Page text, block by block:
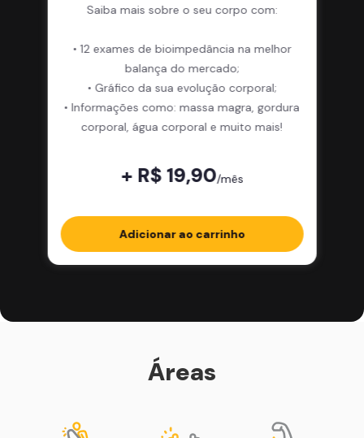
Saiba mais sobre o seu corpo com:
• 12 exames de bioimpedância na melhor
balança do mercado;
• Gráfico da sua evolução corporal;
• Informações como: massa magra, gordura
corporal, água corporal e muito mais!
+ R$ 19,90/mês
Adicionar ao carrinho
Áreas